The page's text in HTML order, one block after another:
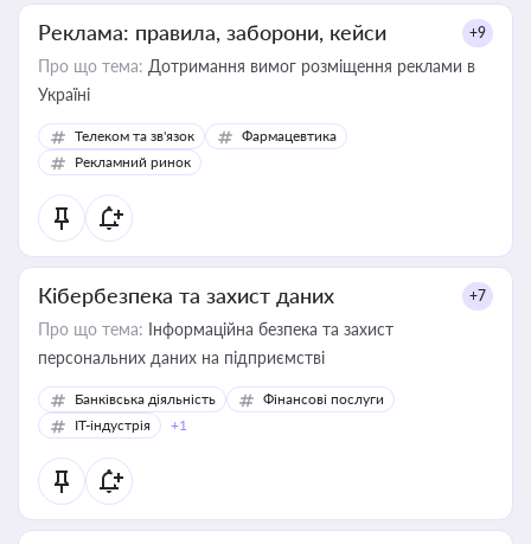
Реклама: правила, заборони, кейси +9
Про що тема: Дотримання вимог розміщення реклами в
Україні
Телеком та зв'язок
Фармацевтика
Рекламний ринок
Кібербезпека та захист даних +7
Про що тема: Інформаційна безпека та захист
персональних даних на підприємстві
Банківська діяльність
Фінансові послуги
IT-індустрія
+1